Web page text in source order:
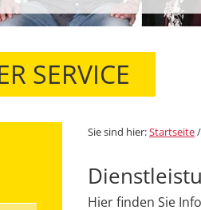
SERVICE
Sie sind hier:Startseite/
Hier finden Sie